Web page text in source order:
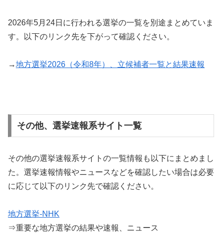
2026年5月24日に行われる選挙の一覧を別途まとめていま
す。以下のリンク先を下がって確認ください。
→地方選挙2026（令和8年）、立候補者一覧と結果速報
その他、選挙速報系サイト一覧
その他の選挙速報系サイトの一覧情報も以下にまとめまし
た。選挙速報情報やニュースなどを確認したい場合は必要
に応じて以下のリンク先で確認ください。
地方選挙-NHK
⇒重要な地方選挙の結果や速報、ニュース